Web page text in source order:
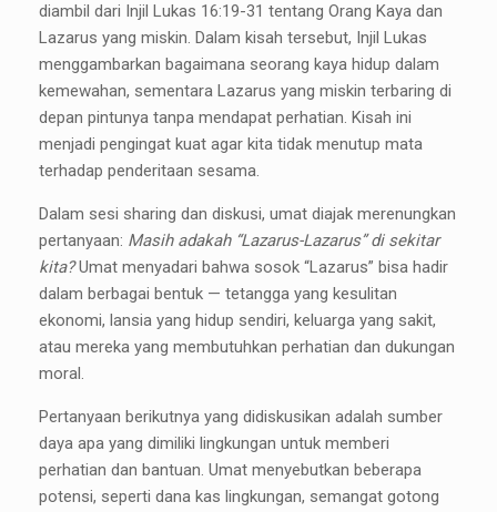
diambil dari Injil Lukas 16:19-31 tentang Orang Kaya dan
Lazarus yang miskin. Dalam kisah tersebut, Injil Lukas
menggambarkan bagaimana seorang kaya hidup dalam
kemewahan, sementara Lazarus yang miskin terbaring di
depan pintunya tanpa mendapat perhatian. Kisah ini
menjadi pengingat kuat agar kita tidak menutup mata
terhadap penderitaan sesama.
Dalam sesi sharing dan diskusi, umat diajak merenungkan
pertanyaan: Masih adakah “Lazarus-Lazarus” di sekitar
kita?Umat menyadari bahwa sosok “Lazarus” bisa hadir
dalam berbagai bentuk — tetangga yang kesulitan
ekonomi, lansia yang hidup sendiri, keluarga yang sakit,
atau mereka yang membutuhkan perhatian dan dukungan
moral.
Pertanyaan berikutnya yang didiskusikan adalah sumber
daya apa yang dimiliki lingkungan untuk memberi
perhatian dan bantuan. Umat menyebutkan beberapa
potensi, seperti dana kas lingkungan, semangat gotong